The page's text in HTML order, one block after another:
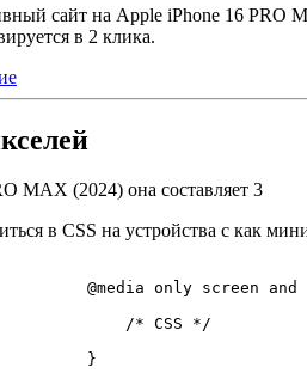
сайт на Apple iPhone 16 PRO
в 2 клика.
MAX (2024) она составляет 3
в CSS на устройства с как
@media only screen
/* CSS */
}